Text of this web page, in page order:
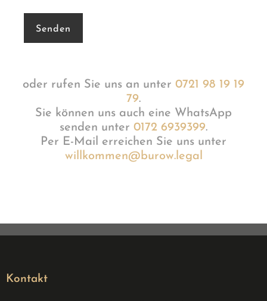
oder rufen Sie uns an unter 0721 98 19 19
79.
Sie können uns auch eine WhatsApp
senden unter 0172 6939399.
Per E-Mail erreichen Sie uns unter
willkommen@burow.legal
Kontakt